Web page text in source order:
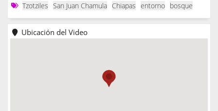
Tzotziles
San Juan Chamula Chiapas entorno bosque
Ubicación del Video